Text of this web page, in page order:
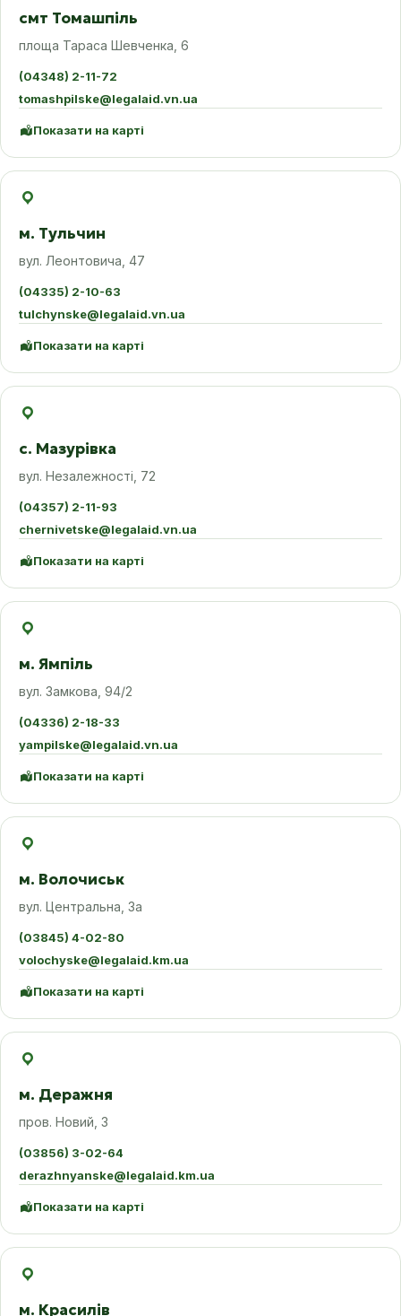
смт Томашпіль
площа Тараса Шевченка, 6
(04348) 2-11-72
tomashpilske@legalaid.vn.ua
Показати на карті
м. Тульчин
вул. Леонтовича, 47
(04335) 2-10-63
tulchynske@legalaid.vn.ua
Показати на карті
с. Мазурівка
вул. Незалежності, 72
(04357) 2-11-93
chernivetske@legalaid.vn.ua
Показати на карті
м. Ямпіль
вул. Замкова, 94/2
(04336) 2-18-33
yampilske@legalaid.vn.ua
Показати на карті
м. Волочиськ
вул. Центральна, 3а
(03845) 4-02-80
volochyske@legalaid.km.ua
Показати на карті
м. Деражня
пров. Новий, 3
(03856) 3-02-64
derazhnyanske@legalaid.km.ua
Показати на карті
м. Красилів